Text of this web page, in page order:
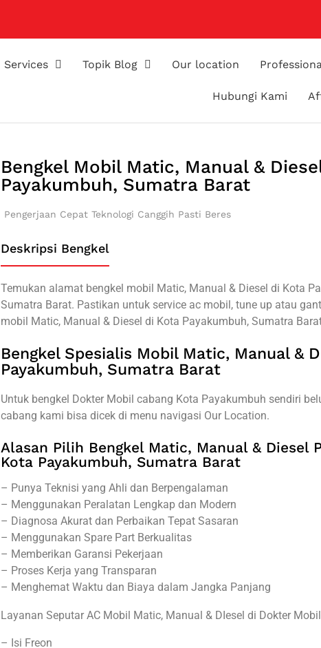
Services Topik Blog Our location
Hubungi Kami
Bengkel Mobil Matic, Manual &
Payakumbuh, Sumatra Barat
Pengerjaan Cepat Teknologi Canggih Pasti Beres
Deskripsi Bengkel
Temukan alamat bengkel mobil Matic, Manual & Diesel di Kota
Sumatra Barat. Pastikan untuk service ac mobil, tune up atau
mobil Matic, Manual & Diesel di Kota Payakumbuh, Sumatra
Bengkel Spesialis Mobil Matic, Manual &
Payakumbuh, Sumatra Barat
Untuk bengkel Dokter Mobil cabang Kota Payakumbuh sendiri
cabang kami bisa dicek di menu navigasi Our Location.
Alasan Pilih Bengkel Matic, Manual & Diesel
Kota Payakumbuh, Sumatra Barat
– Punya Teknisi yang Ahli dan Berpengalaman
– Menggunakan Peralatan Lengkap dan Modern
– Diagnosa Akurat dan Perbaikan Tepat Sasaran
– Menggunakan Spare Part Berkualitas
– Memberikan Garansi Pekerjaan
– Proses Kerja yang Transparan
– Menghemat Waktu dan Biaya dalam Jangka Panjang
Layanan Seputar AC Mobil Matic, Manual & DIesel di Dokter
– Isi Freon